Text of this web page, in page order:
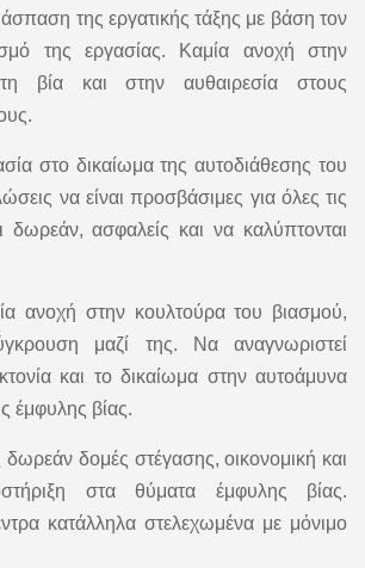
της εργατικής τάξης με βάση τον
της εργασίας. Καμία ανοχή στην
βία και στην αυθαιρεσία στους
δικαίωμα της αυτοδιάθεσης του
να είναι προσβάσιμες για όλες τις
δωρεάν, ασφαλείς και να καλύπτονται
στην κουλτούρα του βιασμού,
μαζί της. Να αναγνωριστεί
και το δικαίωμα στην αυτοάμυνα
έμφυλης βίας.
δομές στέγασης, οικονομική και
στα θύματα έμφυλης βίας.
κατάλληλα στελεχωμένα με μόνιμο